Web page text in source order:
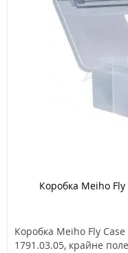
Коробка Meiho
Коробка Meiho Fly
1791.03.05, крайне